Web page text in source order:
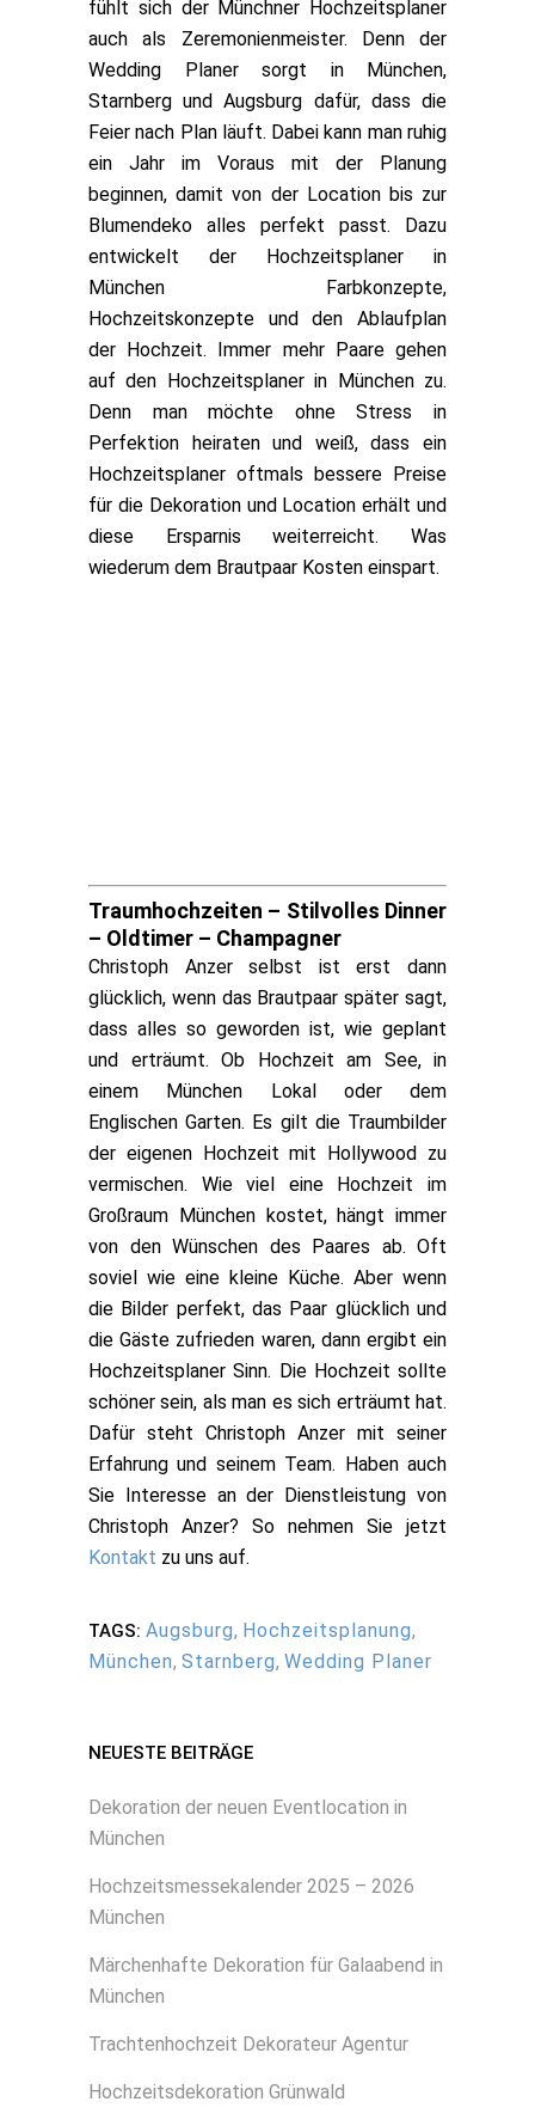
fühlt sich der Münchner Hochzeitsplaner
auch als Zeremonienmeister. Denn der
Wedding Planer sorgt in München,
Starnberg und Augsburg dafür, dass die
Feier nach Plan läuft. Dabei kann man ruhig
ein Jahr im Voraus mit der Planung
beginnen, damit von der Location bis zur
Blumendeko alles perfekt passt. Dazu
entwickelt der Hochzeitsplaner in
München Farbkonzepte,
Hochzeitskonzepte und den Ablaufplan
der Hochzeit. Immer mehr Paare gehen
auf den Hochzeitsplaner in München zu.
Denn man möchte ohne Stress in
Perfektion heiraten und weiß, dass ein
Hochzeitsplaner oftmals bessere Preise
für die Dekoration und Location erhält und
diese Ersparnis weiterreicht. Was
wiederum dem Brautpaar Kosten einspart.
Traumhochzeiten – Stilvolles Dinner
– Oldtimer – Champagner
Christoph Anzer selbst ist erst dann
glücklich, wenn das Brautpaar später sagt,
dass alles so geworden ist, wie geplant
und erträumt. Ob Hochzeit am See, in
einem München Lokal oder dem
Englischen Garten. Es gilt die Traumbilder
der eigenen Hochzeit mit Hollywood zu
vermischen. Wie viel eine Hochzeit im
Großraum München kostet, hängt immer
von den Wünschen des Paares ab. Oft
soviel wie eine kleine Küche. Aber wenn
die Bilder perfekt, das Paar glücklich und
die Gäste zufrieden waren, dann ergibt ein
Hochzeitsplaner Sinn. Die Hochzeit sollte
schöner sein, als man es sich erträumt hat.
Dafür steht Christoph Anzer mit seiner
Erfahrung und seinem Team. Haben auch
Sie Interesse an der Dienstleistung von
Christoph Anzer? So nehmen Sie jetzt
Kontakt zu uns auf.
TAGS: Augsburg, Hochzeitsplanung,
München, Starnberg, Wedding Planer
NEUESTE BEITRÄGE
Dekoration der neuen Eventlocation in
München
Hochzeitsmessekalender 2025 – 2026
München
Märchenhafte Dekoration für Galaabend in
München
Trachtenhochzeit Dekorateur Agentur
Hochzeitsdekoration Grünwald